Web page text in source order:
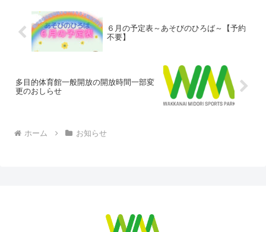
６月の予定表～あそびのひろば～【予約
不要】
多目的体育館一般開放の開放時間一部変
更のおしらせ
ホーム お知らせ